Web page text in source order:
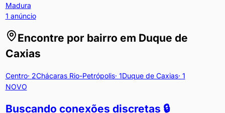
Madura
1 anúncio
Encontre por bairro em Duque de
Caxias
Centro· 2Chácaras Rio-Petrópolis· 1Duque de Caxias· 1
NOVO
Buscando conexões discretas 🔒